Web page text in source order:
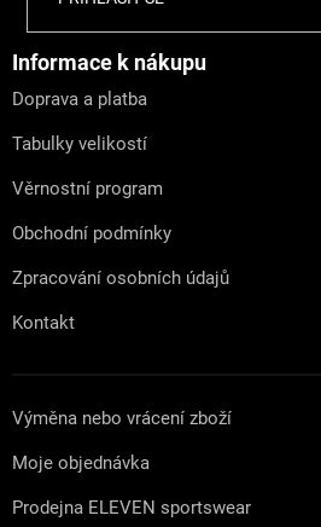
Informace k nákupu
Doprava a platba
Tabulky velikostí
Věrnostní program
Obchodní podmínky
Zpracování osobních údajů
Kontakt
Výměna nebo vrácení zboží
Moje objednávka
Prodejna ELEVEN sportswear